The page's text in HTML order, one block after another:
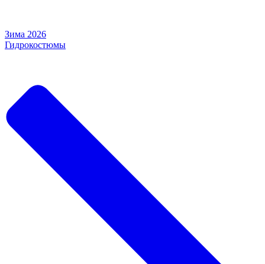
Зима 2026
Гидрокостюмы